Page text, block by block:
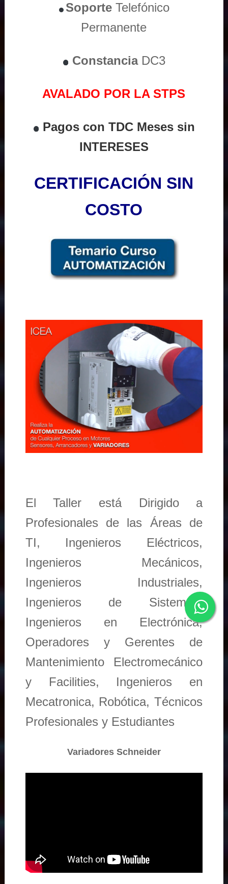
Soporte Telefónico
Permanente
ConstanciaDC3
AVALADO POR LA STPS
Pagos con TDC Meses sin
INTERESES
CERTIFICACIÓN SIN
COSTO
El Taller está Dirigido a
Profesionales de las Áreas de
TI, Ingenieros Eléctricos,
Ingenieros Mecánicos,
Ingenieros Industriales,
Ingenieros de Sistemas,
Ingenieros en Electrónica,
Operadores y Gerentes de
Mantenimiento Electromecánico
y Facilities, Ingenieros en
Mecatronica, Robótica, Técnicos
Profesionales y Estudiantes
Variadores Schneider